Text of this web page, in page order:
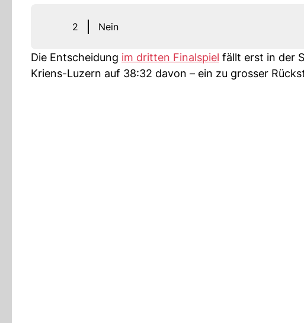
2 Nein
Die Entscheidung im dritten Finalspiel fällt erst in der
Kriens-Luzern auf 38:32 davon – ein zu grosser